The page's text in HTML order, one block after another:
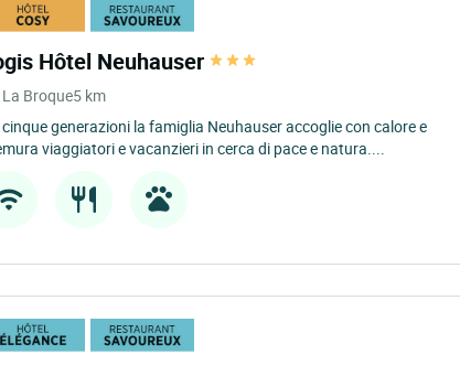
Hôtel Neuhauser
La Broque5 km
cinque generazioni la famiglia Neuhauser accoglie con calore e
viaggiatori e vacanzieri in cerca di pace e natura....